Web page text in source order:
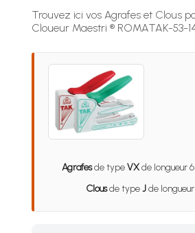
Trouvez ici vos Agrafes et Clous
Cloueur Maestri ® ROMATAK-53-
Agrafesde typeVXde longueur
Clousde typeJde longueur